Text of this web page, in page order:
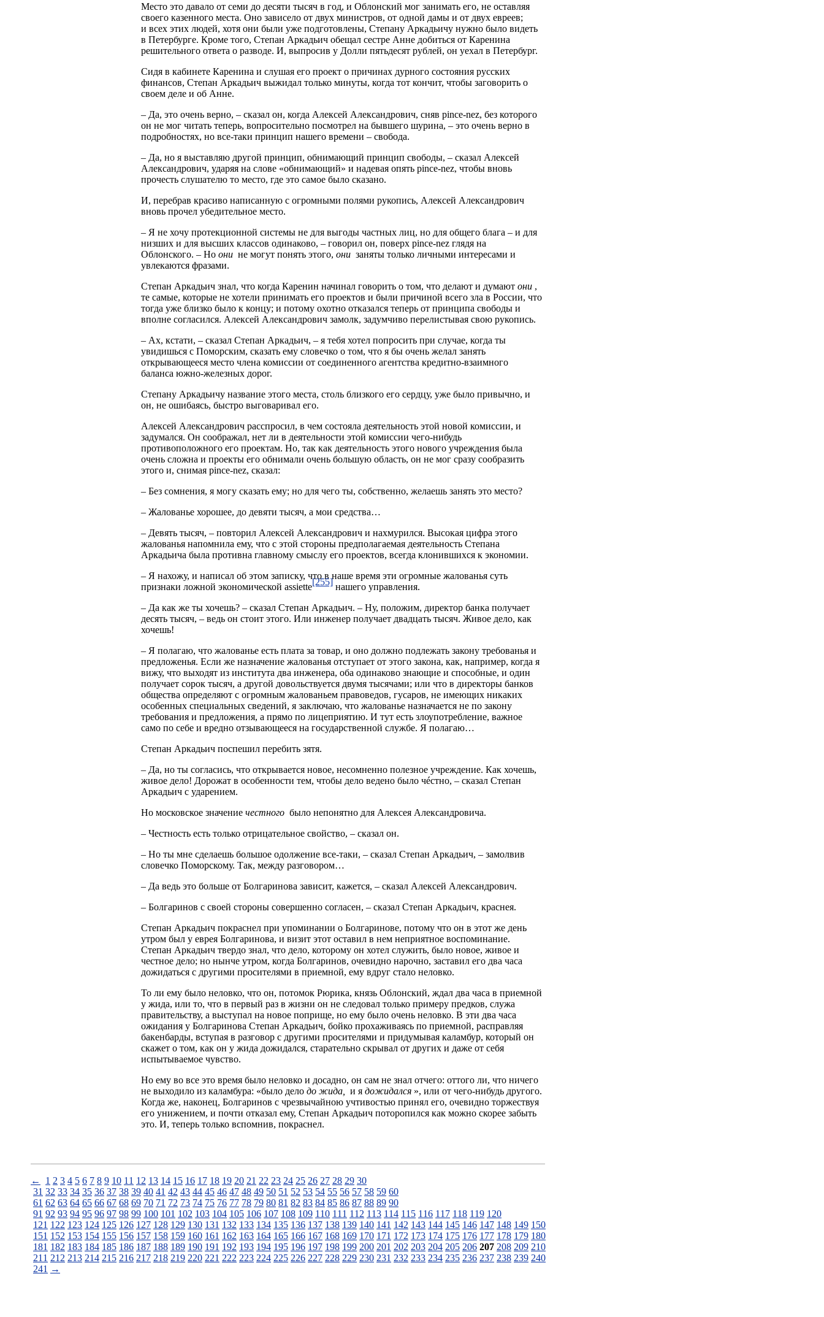
Место это давало от семи до десяти тысяч в год, и Облонский мог занимать его, не оставляя
своего казенного места. Оно зависело от двух министров, от одной дамы и от двух евреев;
и всех этих людей, хотя они были уже подготовлены, Степану Аркадьичу нужно было видеть
в Петербурге. Кроме того, Степан Аркадьич обещал сестре Анне добиться от Каренина
решительного ответа о разводе. И, выпросив у Долли пятьдесят рублей, он уехал в Петербург.
Сидя в кабинете Каренина и слушая его проект о причинах дурного состояния русских
финансов, Степан Аркадьич выжидал только минуты, когда тот кончит, чтобы заговорить о
своем деле и об Анне.
– Да, это очень верно, – сказал он, когда Алексей Александрович, сняв pince-nez, без которого
он не мог читать теперь, вопросительно посмотрел на бывшего шурина, – это очень верно в
подробностях, но все-таки принцип нашего времени – свобода.
– Да, но я выставляю другой принцип, обнимающий принцип свободы, – сказал Алексей
Александрович, ударяя на слове «обнимающий» и надевая опять pince-nez, чтобы вновь
прочесть слушателю то место, где это самое было сказано.
И, перебрав красиво написанную с огромными полями рукопись, Алексей Александрович
вновь прочел убедительное место.
– Я не хочу протекционной системы не для выгоды частных лиц, но для общего блага – и для
низших и для высших классов одинаково, – говорил он, поверх pince-nez глядя на
Облонского. – Но они не могут понять этого, они заняты только личными интересами и
увлекаются фразами.
Степан Аркадьич знал, что когда Каренин начинал говорить о том, что делают и думают они ,
те самые, которые не хотели принимать его проектов и были причиной всего зла в России, что
тогда уже близко было к концу; и потому охотно отказался теперь от принципа свободы и
вполне согласился. Алексей Александрович замолк, задумчиво перелистывая свою рукопись.
– Ах, кстати, – сказал Степан Аркадьич, – я тебя хотел попросить при случае, когда ты
увидишься с Поморским, сказать ему словечко о том, что я бы очень желал занять
открывающееся место члена комиссии от соединенного агентства кредитно-взаимного
баланса южно-железных дорог.
Степану Аркадьичу название этого места, столь близкого его сердцу, уже было привычно, и
он, не ошибаясь, быстро выговаривал его.
Алексей Александрович расспросил, в чем состояла деятельность этой новой комиссии, и
задумался. Он соображал, нет ли в деятельности этой комиссии чего-нибудь
противоположного его проектам. Но, так как деятельность этого нового учреждения была
очень сложна и проекты его обнимали очень большую область, он не мог сразу сообразить
этого и, снимая pince-nez, сказал:
– Без сомнения, я могу сказать ему; но для чего ты, собственно, желаешь занять это место?
– Жалованье хорошее, до девяти тысяч, а мои средства…
– Девять тысяч, – повторил Алексей Александрович и нахмурился. Высокая цифра этого
жалованья напомнила ему, что с этой стороны предполагаемая деятельность Степана
Аркадьича была противна главному смыслу его проектов, всегда клонившихся к экономии.
– Я нахожу, и написал об этом записку, что в наше время эти огромные жалованья суть
признаки ложной экономической assiette[255] нашего управления.
– Да как же ты хочешь? – сказал Степан Аркадьич. – Ну, положим, директор банка получает
десять тысяч, – ведь он стоит этого. Или инженер получает двадцать тысяч. Живое дело, как
хочешь!
– Я полагаю, что жалованье есть плата за товар, и оно должно подлежать закону требованья и
предложенья. Если же назначение жалованья отступает от этого закона, как, например, когда я
вижу, что выходят из института два инженера, оба одинаково знающие и способные, и один
получает сорок тысяч, а другой довольствуется двумя тысячами; или что в директоры банков
общества определяют с огромным жалованьем правоведов, гусаров, не имеющих никаких
особенных специальных сведений, я заключаю, что жалованье назначается не по закону
требования и предложения, а прямо по лицеприятию. И тут есть злоупотребление, важное
само по себе и вредно отзывающееся на государственной службе. Я полагаю…
Степан Аркадьич поспешил перебить зятя.
– Да, но ты согласись, что открывается новое, несомненно полезное учреждение. Как хочешь,
живое дело! Дорожат в особенности тем, чтобы дело ведено было чéстно, – сказал Степан
Аркадьич с ударением.
Но московское значение честного было непонятно для Алексея Александровича.
– Честность есть только отрицательное свойство, – сказал он.
– Но ты мне сделаешь большое одолжение все-таки, – сказал Степан Аркадьич, – замолвив
словечко Поморскому. Так, между разговором…
– Да ведь это больше от Болгаринова зависит, кажется, – сказал Алексей Александрович.
– Болгаринов с своей стороны совершенно согласен, – сказал Степан Аркадьич, краснея.
Степан Аркадьич покраснел при упоминании о Болгаринове, потому что он в этот же день
утром был у еврея Болгаринова, и визит этот оставил в нем неприятное воспоминание.
Степан Аркадьич твердо знал, что дело, которому он хотел служить, было новое, живое и
честное дело; но нынче утром, когда Болгаринов, очевидно нарочно, заставил его два часа
дожидаться с другими просителями в приемной, ему вдруг стало неловко.
То ли ему было неловко, что он, потомок Рюрика, князь Облонский, ждал два часа в приемной
у жида, или то, что в первый раз в жизни он не следовал только примеру предков, служа
правительству, а выступал на новое поприще, но ему было очень неловко. В эти два часа
ожидания у Болгаринова Степан Аркадьич, бойко прохаживаясь по приемной, расправляя
бакенбарды, вступая в разговор с другими просителями и придумывая каламбур, который он
скажет о том, как он у жида дожидался, старательно скрывал от других и даже от себя
испытываемое чувство.
Но ему во все это время было неловко и досадно, он сам не знал отчего: оттого ли, что ничего
не выходило из каламбура: «было дело до жида, и я дожидался », или от чего-нибудь другого.
Когда же, наконец, Болгаринов с чрезвычайною учтивостью принял его, очевидно торжествуя
его унижением, и почти отказал ему, Степан Аркадьич поторопился как можно скорее забыть
это. И, теперь только вспомнив, покраснел.
← 1 2 3 4 5 6 7 8 9 10 11 12 13 14 15 16 17 18 19 20 21 22 23 24 25 26 27 28 29 30
31 32 33 34 35 36 37 38 39 40 41 42 43 44 45 46 47 48 49 50 51 52 53 54 55 56 57 58 59 60
61 62 63 64 65 66 67 68 69 70 71 72 73 74 75 76 77 78 79 80 81 82 83 84 85 86 87 88 89 90
91 92 93 94 95 96 97 98 99 100 101 102 103 104 105 106 107 108 109 110 111 112 113 114 115 116 117 118 119 120
121 122 123 124 125 126 127 128 129 130 131 132 133 134 135 136 137 138 139 140 141 142 143 144 145 146 147 148 149 150
151 152 153 154 155 156 157 158 159 160 161 162 163 164 165 166 167 168 169 170 171 172 173 174 175 176 177 178 179 180
181 182 183 184 185 186 187 188 189 190 191 192 193 194 195 196 197 198 199 200 201 202 203 204 205 206 207 208 209 210
211 212 213 214 215 216 217 218 219 220 221 222 223 224 225 226 227 228 229 230 231 232 233 234 235 236 237 238 239 240
241 →